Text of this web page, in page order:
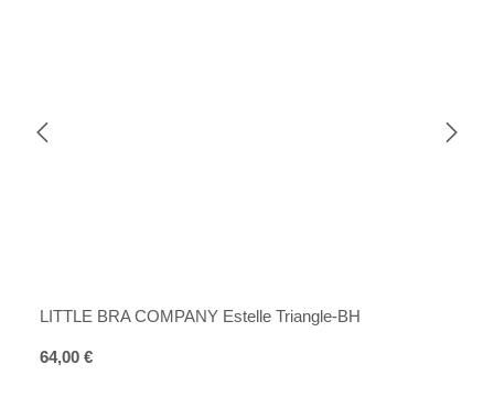
LITTLE BRA COMPANY Estelle Triangle-BH
Regulärer Preis:
64,00 €